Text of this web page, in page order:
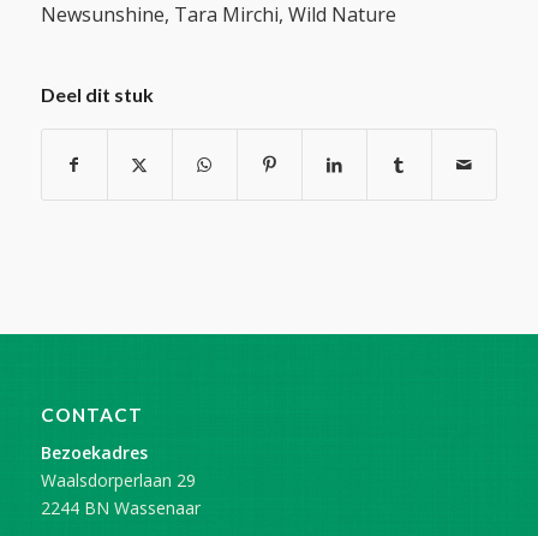
Newsunshine, Tara Mirchi, Wild Nature
Deel dit stuk
CONTACT
Bezoekadres
Waalsdorperlaan 29
2244 BN Wassenaar